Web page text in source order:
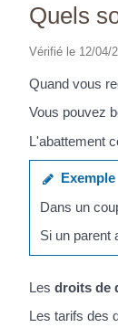
Quels
Vérifié le 12/04/
Quand vous
Vous pouvez
L'abattement
Exemple
Dans un
Si un parent
Les droits de
Les tarifs des